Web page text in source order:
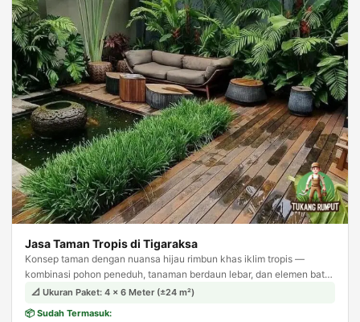
Jasa Taman Tropis di Tigaraksa
Konsep taman dengan nuansa hijau rimbun khas iklim tropis —
kombinasi pohon peneduh, tanaman berdaun lebar, dan elemen batu
alam. Menghadirkan suasana asri dan teduh layaknya resort tropis.
📐 Ukuran Paket: 4 × 6 Meter (±24 m²)
📦 Sudah Termasuk: